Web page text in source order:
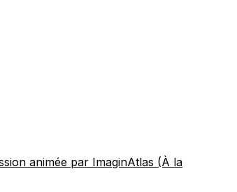
animée par ImaginAtlas (À la